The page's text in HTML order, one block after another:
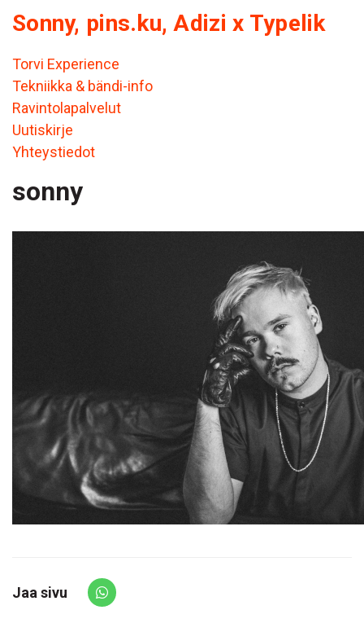
Sonny, pins.ku, Adizi x Typelik
Torvi Experience
Tekniikka & bändi-info
Ravintolapalvelut
Uutiskirje
Yhteystiedot
sonny
Jaa sivu
Share via Whatsapp